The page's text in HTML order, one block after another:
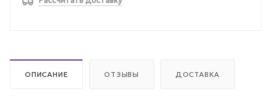
ОПИСАНИЕ ОТЗЫВЫ ДОСТАВКА